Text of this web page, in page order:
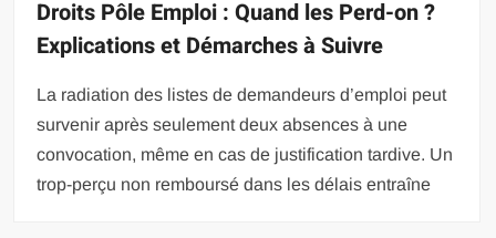
Droits Pôle Emploi : Quand les Perd-on ?
Explications et Démarches à Suivre
La radiation des listes de demandeurs d’emploi peut
survenir après seulement deux absences à une
convocation, même en cas de justification tardive. Un
trop-perçu non remboursé dans les délais entraîne